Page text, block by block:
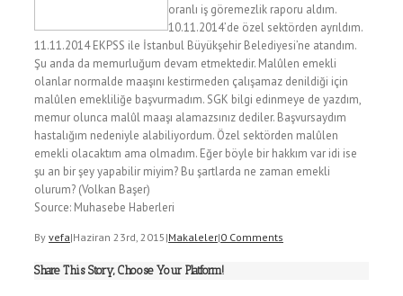
oranlı iş göremezlik raporu aldım.
10.11.2014’de özel sektörden ayrıldım.
11.11.2014 EKPSS ile İstanbul Büyükşehir Belediyesi’ne atandım.
Şu anda da memurluğum devam etmektedir. Malûlen emekli
olanlar normalde maaşını kestirmeden çalışamaz denildiği için
malûlen emekliliğe başvurmadım. SGK bilgi edinmeye de yazdım,
memur olunca malûl maaşı alamazsınız dediler. Başvursaydım
hastalığım nedeniyle alabiliyordum. Özel sektörden malûlen
emekli olacaktım ama olmadım. Eğer böyle bir hakkım var idi ise
şu an bir şey yapabilir miyim? Bu şartlarda ne zaman emekli
olurum? (Volkan Başer)
Source: Muhasebe Haberleri
By vefa|Haziran 23rd, 2015 |Makaleler|0 Comments
Share This Story, Choose Your Platform!